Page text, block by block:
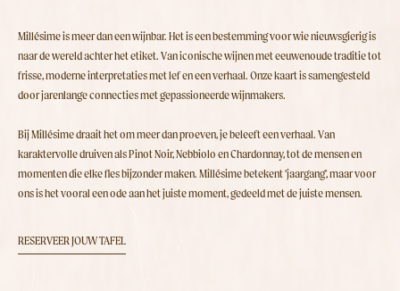
Millésime is meer dan een wijnbar. Het is een bestemming voor wie nieuwsgierig is
naar de wereld achter het etiket. Van iconische wijnen met eeuwenoude traditie tot
frisse, moderne interpretaties met lef en een verhaal. Onze kaart is samengesteld
door jarenlange connecties met gepassioneerde wijnmakers.
Bij Millésime draait het om meer dan proeven, je beleeft een verhaal. Van
karaktervolle druiven als Pinot Noir, Nebbiolo en Chardonnay, tot de mensen en
momenten die elke fles bijzonder maken. Millésime betekent ‘jaargang’, maar voor
ons is het vooral een ode aan het juiste moment, gedeeld met de juiste mensen.
RESERVEER JOUW TAFEL